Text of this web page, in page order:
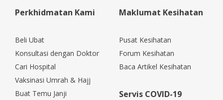
sincere services and touching lives of
Perkhidmatan Kami
Beli Ubat
Konsultasi dengan Doktor
Cari Hospital
Vaksinasi Umrah & Hajj
Buat Temu Janji
Maklumat Kesihatan
Pusat Kesihatan
Forum Kesihatan
Baca Artikel Kesihatan
Servis COVID-19